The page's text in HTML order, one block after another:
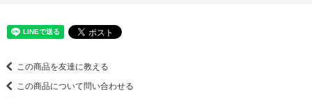
この商品を友達に教える
この商品について問い合わせる